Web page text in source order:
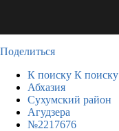
Поделиться
К поиску К поиску
Абхазия
Сухумский район
Агудзера
№2217676